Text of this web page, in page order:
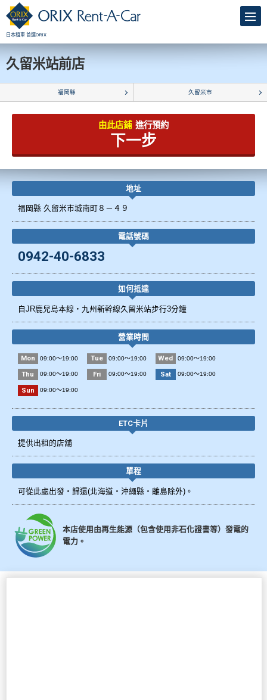
日本租車 首選ORIX
久留米站前店
福岡縣 久留米市
由此店鋪 進行預約
下一步
地址
福岡縣 久留米市城南町８－４９
電話號碼
0942-40-6833
如何抵達
自JR鹿兒島本線・九州新幹線久留米站步行3分鐘
營業時間
Mon 09:00～19:00 Tue 09:00～19:00 Wed 09:00～19:00
Thu 09:00～19:00 Fri 09:00～19:00 Sat 09:00～19:00
Sun 09:00～19:00
ETC卡片
提供出租的店舖
單程
可從此處出發・歸還(北海道・沖繩縣・離島除外)。
本店使用由再生能源（包含使用非石化證書等）發電的
電力。